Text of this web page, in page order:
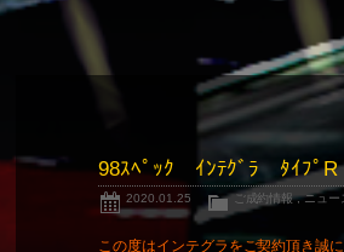
98ｽﾍﾟｯｸ ｲﾝﾃｸﾞﾗ ﾀｲﾌﾟ
2020.01.25 ご成約情報,ニュー
この度はインテグラをご契約頂き誠